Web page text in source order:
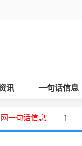
讯 一句话信息
一句话信息 ]